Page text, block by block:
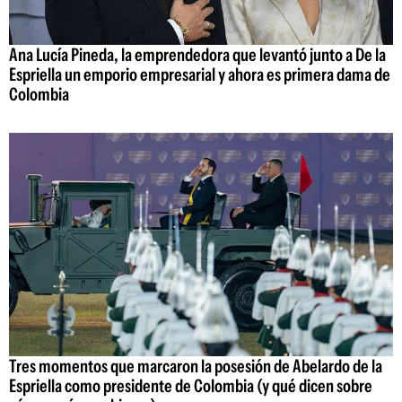
Ana Lucía Pineda, la emprendedora que levantó junto a De la
Espriella un emporio empresarial y ahora es primera dama de
Colombia
Tres momentos que marcaron la posesión de Abelardo de la
Espriella como presidente de Colombia (y qué dicen sobre